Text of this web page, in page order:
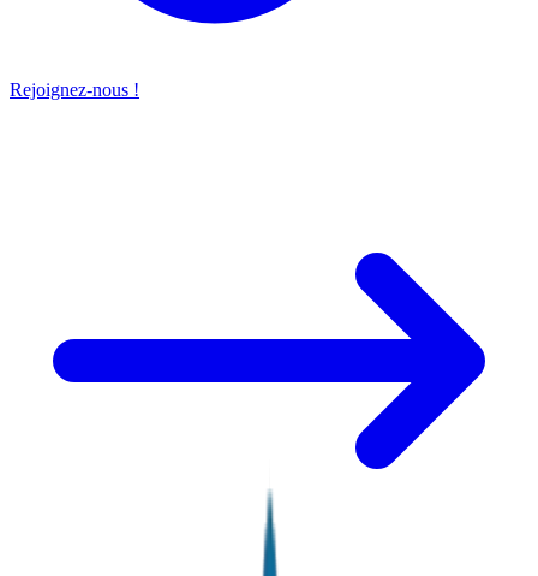
Rejoignez-nous !